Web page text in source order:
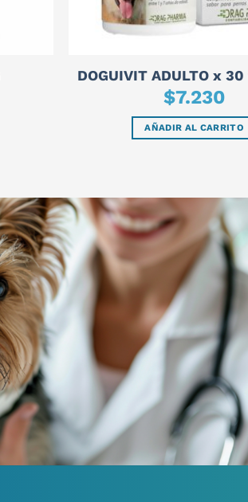
DOGUIVIT ADULTO x
$7.230
AÑADIR AL CARRITO